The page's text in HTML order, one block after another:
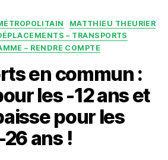
CatégoriesMATTHIEU THEURIER
– TRANSPORTS
– RENDRE COMPTE
en commun :
les -12 ans et
pour les
26 ans !